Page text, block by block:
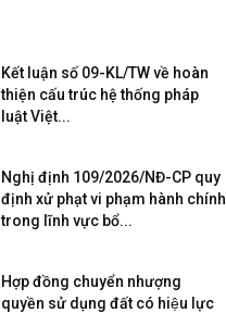
Kết luận số 09-KL/TW về hoàn
thiện cấu trúc hệ thống pháp
luật Việt...
Nghị định 109/2026/NĐ-CP quy
định xử phạt vi phạm hành chính
trong lĩnh vực bổ...
Hợp đồng chuyển nhượng
quyền sử dụng đất có hiệu lực